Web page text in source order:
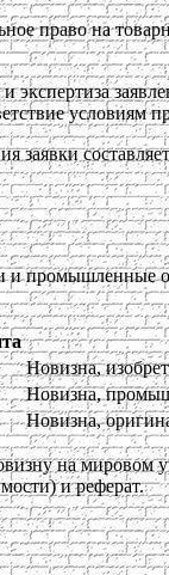
право на
экспертиза
условиям
заявки
и
Новизна,
Новизна,
Новизна,
на
и реферат.